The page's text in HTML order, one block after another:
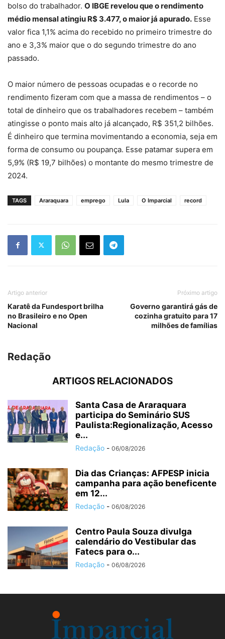
bolso do trabalhador. O IBGE revelou que o rendimento
médio mensal atingiu R$ 3.477, o maior já apurado. Esse
valor fica 1,1% acima do recebido no primeiro trimestre do
ano e 3,3% maior que o do segundo trimestre do ano
passado.
O maior número de pessoas ocupadas e o recorde no
rendimento fizeram com que a massa de rendimentos – o
total de dinheiro que os trabalhadores recebem – também
atingisse o ponto mais alto já alcançado, R$ 351,2 bilhões.
É dinheiro que termina movimentando a economia, seja em
forma de consumo ou poupança. Esse patamar supera em
5,9% (R$ 19,7 bilhões) o montante do mesmo trimestre de
2024.
TAGS Araraquara emprego Lula O Imparcial record
Artigo anterior
Karatê da Fundesport brilha
no Brasileiro e no Open
Nacional
Próximo artigo
Governo garantirá gás de
cozinha gratuito para 17
milhões de famílias
Redação
ARTIGOS RELACIONADOS
Santa Casa de Araraquara
participa do Seminário SUS
Paulista:Regionalização, Acesso
e...
Redação - 06/08/2026
Dia das Crianças: AFPESP inicia
campanha para ação beneficente
em 12...
Redação - 06/08/2026
Centro Paula Souza divulga
calendário do Vestibular das
Fatecs para o...
Redação - 06/08/2026